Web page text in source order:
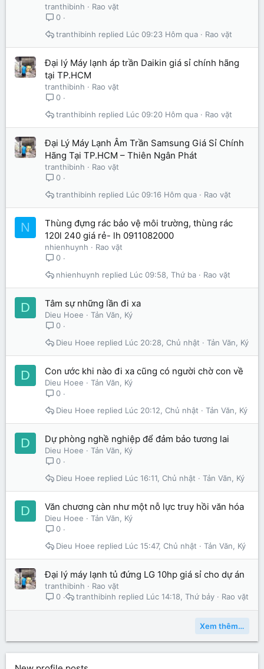
tranthibinh
Rao vặt
0
Rao vặt
Lúc 09:23 Hôm qua
tranthibinh
Đại lý Máy lạnh áp trần Daikin giá sỉ chính hãng
tại TP.HCM
tranthibinh
Rao vặt
0
Rao vặt
Lúc 09:20 Hôm qua
tranthibinh
Đại Lý Máy Lạnh Âm Trần Samsung Giá Sỉ Chính
Hãng Tại TP.HCM – Thiên Ngân Phát
tranthibinh
Rao vặt
0
Rao vặt
Lúc 09:16 Hôm qua
tranthibinh
N
Thùng đựng rác bảo vệ môi trường, thùng rác
120l 240 giá rẻ- lh 0911082000
nhienhuynh
Rao vặt
0
Rao vặt
Lúc 09:58, Thứ ba
nhienhuynh
D Tâm sự những lần đi xa
Dieu Hoee
Tản Văn, Ký
0
Tản Văn, Ký
Lúc 20:28, Chủ nhật
Dieu Hoee
D Con ước khi nào đi xa cũng có người chờ con về
Dieu Hoee
Tản Văn, Ký
0
Tản Văn, Ký
Lúc 20:12, Chủ nhật
Dieu Hoee
D Dự phòng nghề nghiệp để đảm bảo tương lai
Dieu Hoee
Tản Văn, Ký
0
Tản Văn, Ký
Lúc 16:11, Chủ nhật
Dieu Hoee
D Văn chương càn như một nỗ lực truy hồi văn hóa
Dieu Hoee
Tản Văn, Ký
0
Tản Văn, Ký
Lúc 15:47, Chủ nhật
Dieu Hoee
Đại lý máy lạnh tủ đứng LG 10hp giá sỉ cho dự án
tranthibinh
Rao vặt
0
Rao vặt
Lúc 14:18, Thứ bảy
tranthibinh
Xem thêm…